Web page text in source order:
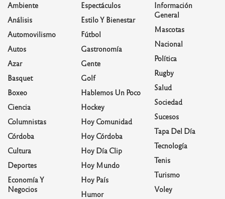
Ambiente
Análisis
Automovilismo
Autos
Azar
Basquet
Boxeo
Ciencia
Columnistas
Córdoba
Cultura
Deportes
Economía Y
Negocios
Espectáculos
Estilo Y Bienestar
Fútbol
Gastronomía
Gente
Golf
Hablemos Un Poco
Hockey
Hoy Comunidad
Hoy Córdoba
Hoy Día Clip
Hoy Mundo
Hoy País
Humor
Información
General
Mascotas
Nacional
Política
Rugby
Salud
Sociedad
Sucesos
Tapa Del Día
Tecnología
Tenis
Turismo
Voley